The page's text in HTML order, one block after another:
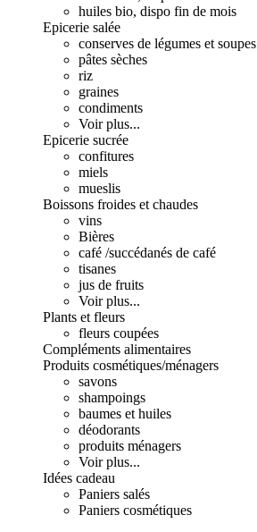
huiles bio, dispo fin de mois
Epicerie salée
conserves de légumes et soupes
pâtes sèches
riz
graines
condiments
Voir plus...
Epicerie sucrée
confitures
miels
mueslis
Boissons froides et chaudes
vins
Bières
café /succédanés de café
tisanes
jus de fruits
Voir plus...
Plants et fleurs
fleurs coupées
Compléments alimentaires
Produits cosmétiques/ménagers
savons
shampoings
baumes et huiles
déodorants
produits ménagers
Voir plus...
Idées cadeau
Paniers salés
Paniers cosmétiques